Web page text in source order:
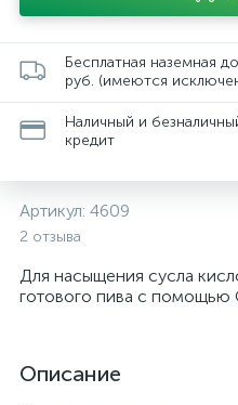
Бесплатная наземная
руб. (имеются
Наличный и
кредит
Артикул: 4609
2 отзыва
Для насыщения сусла
готового пива с
Описание